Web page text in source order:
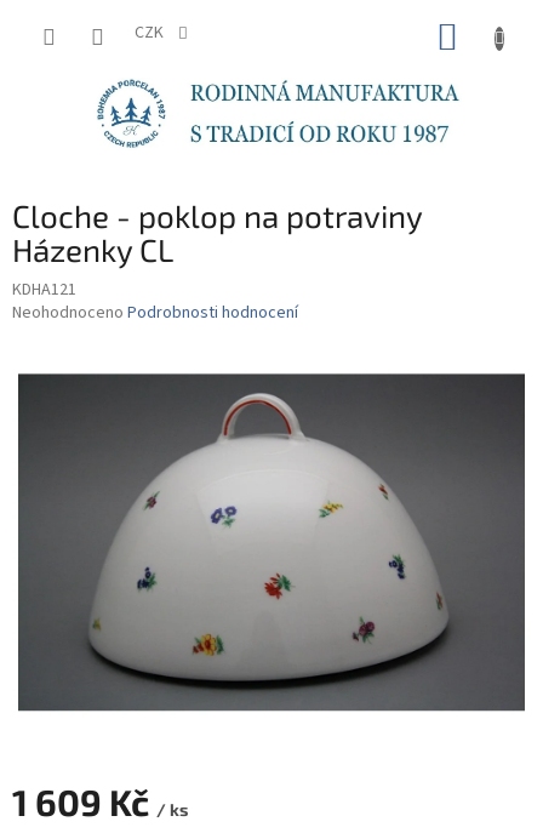
CZK
Cloche - poklop na potraviny
Házenky CL
KDHA121
Průměrné
je
Neohodnoceno Podrobnosti hodnocení
1 609 Kč / ks